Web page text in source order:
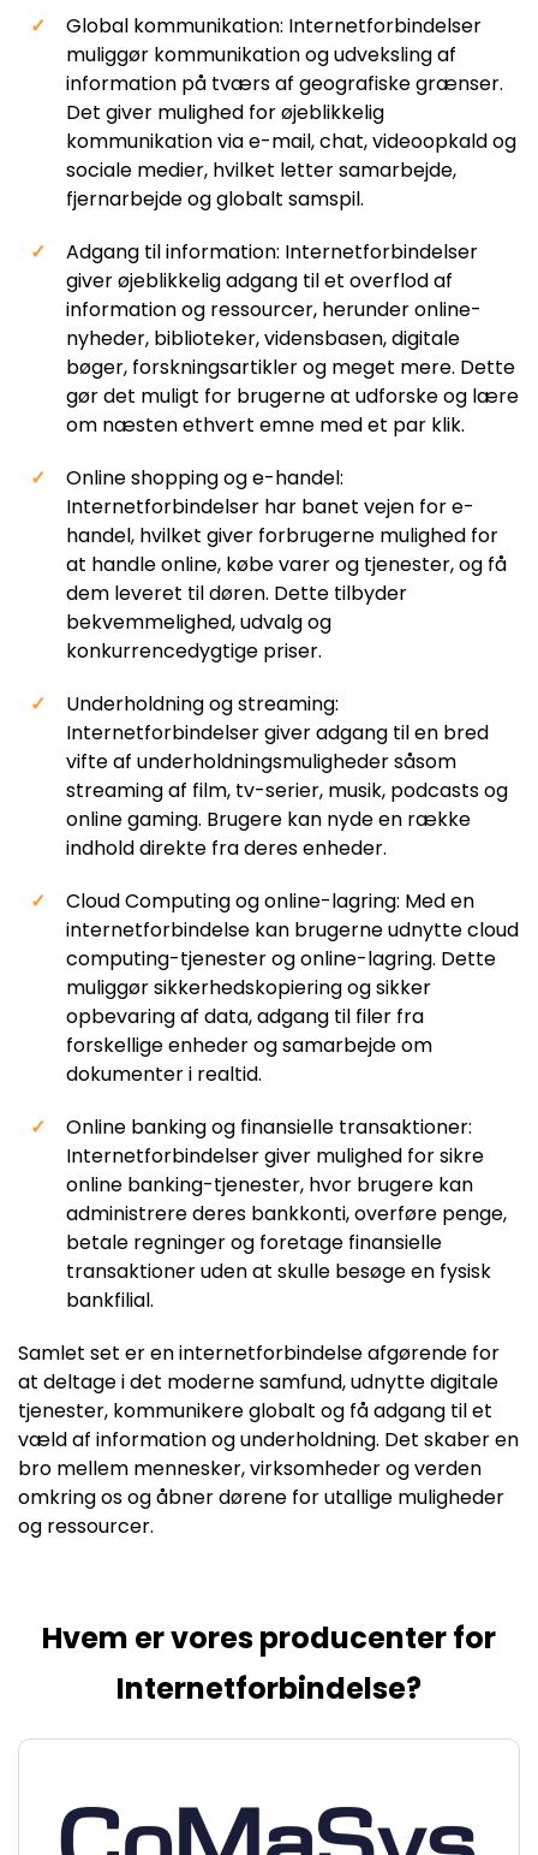
Global kommunikation: Internetforbindelser
muliggør kommunikation og udveksling af
information på tværs af geografiske grænser.
Det giver mulighed for øjeblikkelig
kommunikation via e-mail, chat, videoopkald og
sociale medier, hvilket letter samarbejde,
fjernarbejde og globalt samspil.
Adgang til information: Internetforbindelser
giver øjeblikkelig adgang til et overflod af
information og ressourcer, herunder online-
nyheder, biblioteker, vidensbasen, digitale
bøger, forskningsartikler og meget mere. Dette
gør det muligt for brugerne at udforske og lære
om næsten ethvert emne med et par klik.
Online shopping og e-handel:
Internetforbindelser har banet vejen for e-
handel, hvilket giver forbrugerne mulighed for
at handle online, købe varer og tjenester, og få
dem leveret til døren. Dette tilbyder
bekvemmelighed, udvalg og
konkurrencedygtige priser.
Underholdning og streaming:
Internetforbindelser giver adgang til en bred
vifte af underholdningsmuligheder såsom
streaming af film, tv-serier, musik, podcasts og
online gaming. Brugere kan nyde en række
indhold direkte fra deres enheder.
Cloud Computing og online-lagring: Med en
internetforbindelse kan brugerne udnytte cloud
computing-tjenester og online-lagring. Dette
muliggør sikkerhedskopiering og sikker
opbevaring af data, adgang til filer fra
forskellige enheder og samarbejde om
dokumenter i realtid.
Online banking og finansielle transaktioner:
Internetforbindelser giver mulighed for sikre
online banking-tjenester, hvor brugere kan
administrere deres bankkonti, overføre penge,
betale regninger og foretage finansielle
transaktioner uden at skulle besøge en fysisk
bankfilial.
Samlet set er en internetforbindelse afgørende for
at deltage i det moderne samfund, udnytte digitale
tjenester, kommunikere globalt og få adgang til et
væld af information og underholdning. Det skaber en
bro mellem mennesker, virksomheder og verden
omkring os og åbner dørene for utallige muligheder
og ressourcer.
Hvem er vores producenter for
Internetforbindelse?